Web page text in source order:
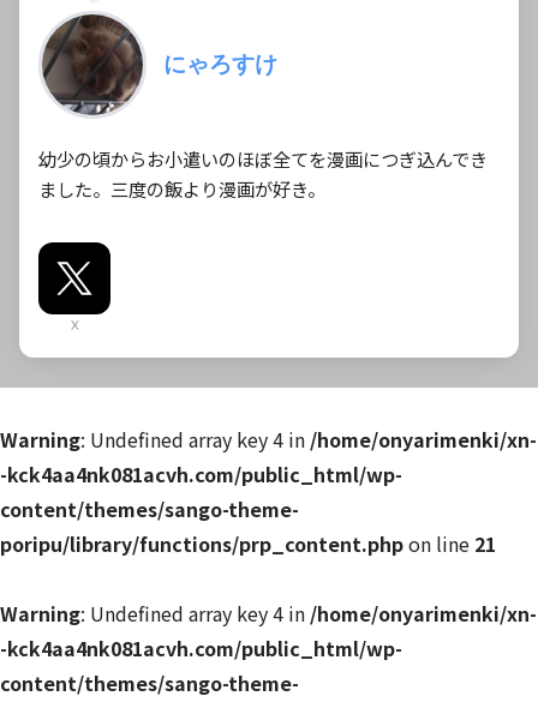
にゃろすけ
幼少の頃からお小遣いのほぼ全てを漫画につぎ込んでき
ました。三度の飯より漫画が好き。
X
Warning: Undefined array key 4 in /home/onyarimenki/xn-
-kck4aa4nk081acvh.com/public_html/wp-
content/themes/sango-theme-
poripu/library/functions/prp_content.phpon line 21
Warning: Undefined array key 4 in /home/onyarimenki/xn-
-kck4aa4nk081acvh.com/public_html/wp-
content/themes/sango-theme-